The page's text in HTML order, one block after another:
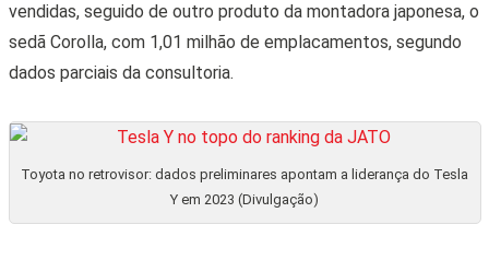
vendidas, seguido de outro produto da montadora japonesa, o
sedã Corolla, com 1,01 milhão de emplacamentos, segundo
dados parciais da consultoria.
Toyota no retrovisor: dados preliminares apontam a liderança do Tesla
Y em 2023 (Divulgação)